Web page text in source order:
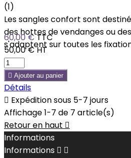
(1)
Les sangles confort sont
des hottes de vendanges ou
s'adaptent sur toutes les
60,00 € TTC
50,00 €HT
 Ajouter au panier
Détails
 Expédition sous 5-7 jours
Affichage 1-7 de 7 article(s)
Retour en haut 
Informations
Informations  